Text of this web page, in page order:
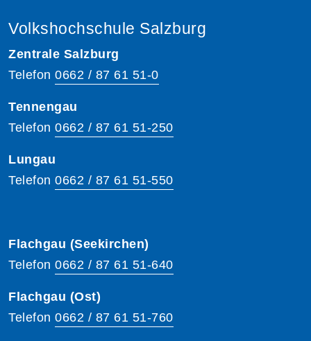
Volkshochschule Salzburg
Zentrale Salzburg
Telefon 0662 / 87 61 51-0
Tennengau
Telefon 0662 / 87 61 51-250
Lungau
Telefon 0662 / 87 61 51-550
Flachgau (Seekirchen)
Telefon 0662 / 87 61 51-640
Flachgau (Ost)
Telefon 0662 / 87 61 51-760